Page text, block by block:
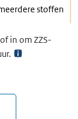
stoffen
in om ZZS-